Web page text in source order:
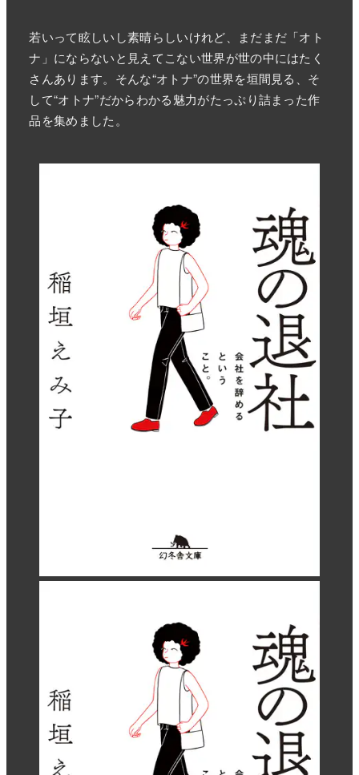
若いって眩しいし素晴らしいけれど、まだまだ「オト
ナ」にならないと見えてこない世界が世の中にはたく
さんあります。そんな“オトナ”の世界を垣間見る、そ
して“オトナ”だからわかる魅力がたっぷり詰まった作
品を集めました。